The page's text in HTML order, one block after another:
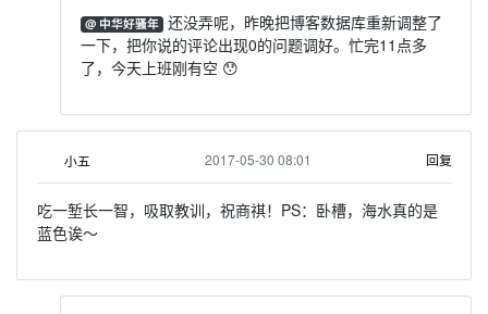
@ 中华好骚年 还没弄呢，昨晚把博客数据库重新调整了
一下，把你说的评论出现0的问题调好。忙完11点多
了，今天上班刚有空 😯
小五 2017-05-30 08:01 回复
吃一堑长一智，吸取教训，祝商祺！PS：卧槽，海水真的是
蓝色诶～